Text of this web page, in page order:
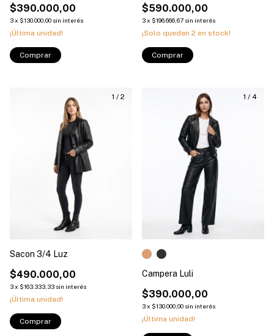
$390.000,00
3x $130.000,00 sin interés
¡Última unidad!
Comprar
$590.000,00
3x $196.666,67 sin interés
¡Solo quedan 2 en stock!
Comprar
1 / 2
Sacon 3/4 Luz
$490.000,00
3x $163.333,33 sin interés
¡Última unidad!
Comprar
1 / 4
Campera Luli
$390.000,00
3x $130.000,00 sin interés
¡Última unidad!